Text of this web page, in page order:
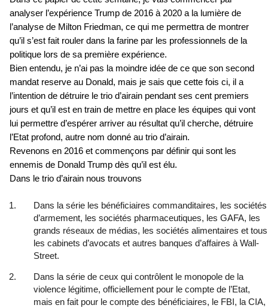
analyser l’expérience Trump de 2016 à 2020 a la lumière de
l’analyse de Milton Friedman, ce qui me permettra de montrer
qu’il s’est fait rouler dans la farine par les professionnels de la
politique lors de sa première expérience.
Bien entendu, je n’ai pas la moindre idée de ce que son second
mandat reserve au Donald, mais je sais que cette fois ci, il a
l’intention de détruire le trio d’airain pendant ses cent premiers
jours et qu’il est en train de mettre en place les équipes qui vont
lui permettre d’espérer arriver au résultat qu’il cherche, détruire
l’Etat profond, autre nom donné au trio d’airain.
Revenons en 2016 et commençons par définir qui sont les
ennemis de Donald Trump dès qu’il est élu.
Dans le trio d’airain nous trouvons
Dans la série les bénéficiaires commanditaires, les sociétés
d’armement, les sociétés pharmaceutiques, les GAFA, les
grands réseaux de médias, les sociétés alimentaires et tous
les cabinets d’avocats et autres banques d’affaires à Wall-
Street.
Dans la série de ceux qui contrôlent le monopole de la
violence légitime, officiellement pour le compte de l’Etat,
mais en fait pour le compte des bénéficiaires, le FBI, la CIA,